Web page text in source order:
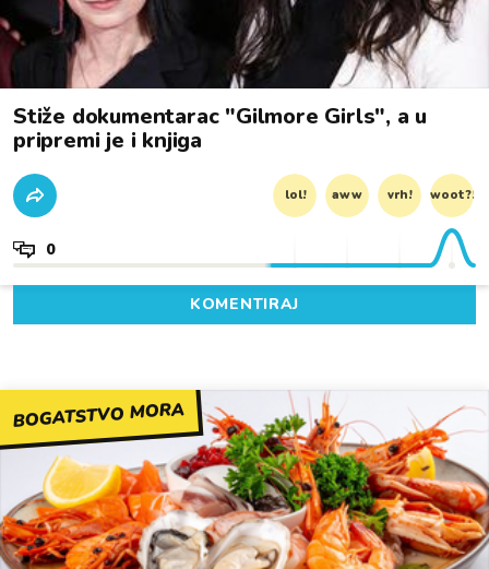
Stiže dokumentarac "Gilmore Girls", a u
pripremi je i knjiga
lol! aww vrh! woot?!
0
KOMENTIRAJ
BOGATSTVO MORA